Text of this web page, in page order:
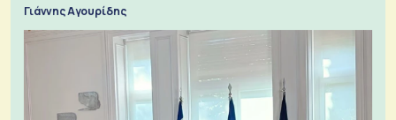
Γιάννης Αγουρίδης